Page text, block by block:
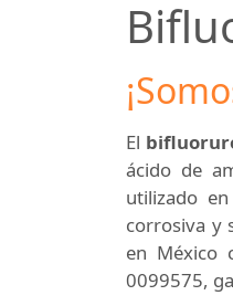
El
ácido de
utilizado
corrosiva y
en México
0099575,